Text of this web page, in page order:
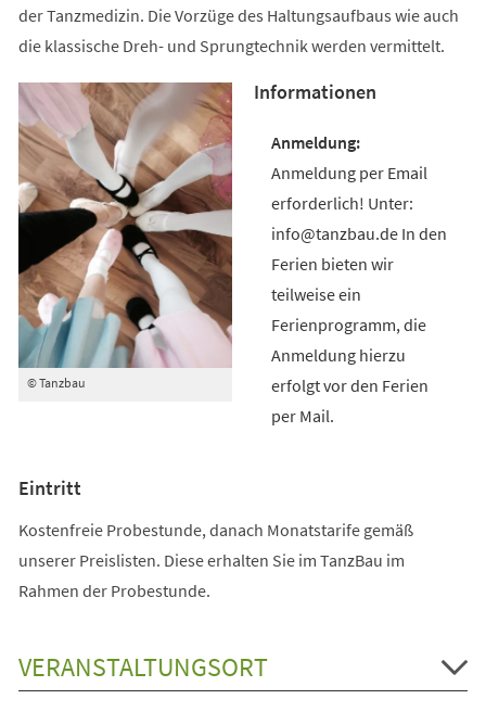
der Tanzmedizin. Die Vorzüge des Haltungsaufbaus wie auch
die klassische Dreh- und Sprungtechnik werden vermittelt.
© Tanzbau
Informationen
Anmeldung per Email
erforderlich! Unter:
info@tanzbau.de In den
Ferien bieten wir
teilweise ein
Ferienprogramm, die
Anmeldung hierzu
erfolgt vor den Ferien
per Mail.
Eintritt
Kostenfreie Probestunde, danach Monatstarife gemäß
unserer Preislisten. Diese erhalten Sie im TanzBau im
Rahmen der Probestunde.
VERANSTALTUNGSORT